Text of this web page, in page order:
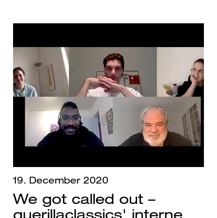
19. December 2020
We got called out –
guerillaclassics' interne